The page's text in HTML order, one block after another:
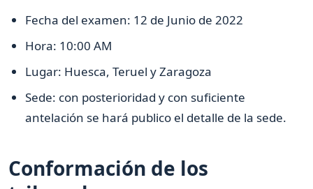
Fecha del examen: 12 de Junio de 2022
Hora: 10:00 AM
Lugar: Huesca, Teruel y Zaragoza
Sede: con posterioridad y con suficiente
antelación se hará publico el detalle de la sede.
Conformación de los